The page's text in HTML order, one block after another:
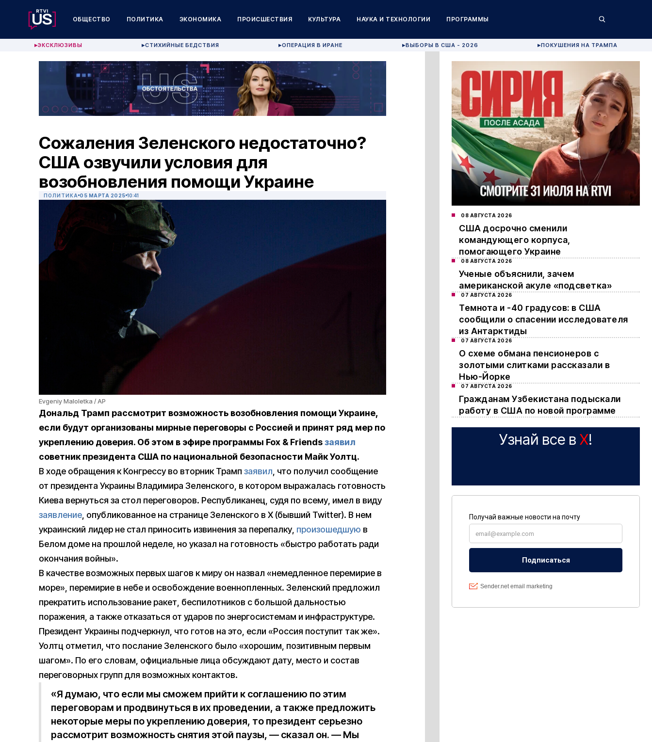
ОБЩЕСТВО ПОЛИТИКА ЭКОНОМИКА ПРОИСШЕСТВИЯ КУЛЬТУРА НАУКА И ТЕХНОЛОГИИ ПРОГРАММЫ
▶ЭКСКЛЮЗИВЫ ▶СТИХИЙНЫЕ БЕДСТВИЯ ▶ОПЕРАЦИЯ В ИРАНЕ ▶ВЫБОРЫ В США - 2026 ▶ПОКУШЕНИЯ НА ТРАМПА
Сожаления Зеленского недостаточно?
США озвучили условия для
возобновления помощи Украине
ПОЛИТИКА 05 МАРТА 2025 10:41
Evgeniy Maloletka / AP
Дональд Трамп рассмотрит возможность возобновления помощи Украине,
если будут организованы мирные переговоры с Россией и принят ряд мер по
укреплению доверия. Об этом в эфире программы Fox & Friendsзаявил
советник президента США по национальной безопасности Майк Уолтц.
В ходе обращения к Конгрессу во вторник Трамп заявил, что получил сообщение
от президента Украины Владимира Зеленского, в котором выражалась готовность
Киева вернуться за стол переговоров. Республиканец, судя по всему, имел в виду
заявление, опубликованное на странице Зеленского в X (бывший Twitter). В нем
украинский лидер не стал приносить извинения за перепалку, произошедшую в
Белом доме на прошлой неделе, но указал на готовность «быстро работать ради
окончания войны».
В качестве возможных первых шагов к миру он назвал «немедленное перемирие в
море», перемирие в небе и освобождение военнопленных. Зеленский предложил
прекратить использование ракет, беспилотников с большой дальностью
поражения, а также отказаться от ударов по энергосистемам и инфраструктуре.
Президент Украины подчеркнул, что готов на это, если «Россия поступит так же».
Уолтц отметил, что послание Зеленского было «хорошим, позитивным первым
шагом». По его словам, официальные лица обсуждают дату, место и состав
переговорных групп для возможных контактов.
«Я думаю, что если мы сможем прийти к соглашению по этим
переговорам и продвинуться в их проведении, а также предложить
некоторые меры по укреплению доверия, то президент серьезно
рассмотрит возможность снятия этой паузы, — сказал он. — Мы
08 АВГУСТА 2026
США досрочно сменили
командующего корпуса,
помогающего Украине
08 АВГУСТА 2026
Ученые объяснили, зачем
американской акуле «подсветка»
07 АВГУСТА 2026
Темнота и -40 градусов: в США
сообщили о спасении исследователя
из Антарктиды
07 АВГУСТА 2026
О схеме обмана пенсионеров с
золотыми слитками рассказали в
Нью-Йорке
07 АВГУСТА 2026
Гражданам Узбекистана подыскали
работу в США по новой программе
Узнай все в X!